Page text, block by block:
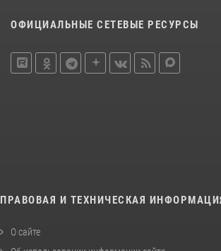
ОФИЦИАЛЬНЫЕ СЕТЕВЫЕ РЕСУРСЫ
ПРАВОВАЯ И ТЕХНИЧЕСКАЯ
О сайте